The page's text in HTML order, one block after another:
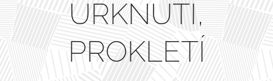
UŘKNUTÍ,
PROKLETÍ